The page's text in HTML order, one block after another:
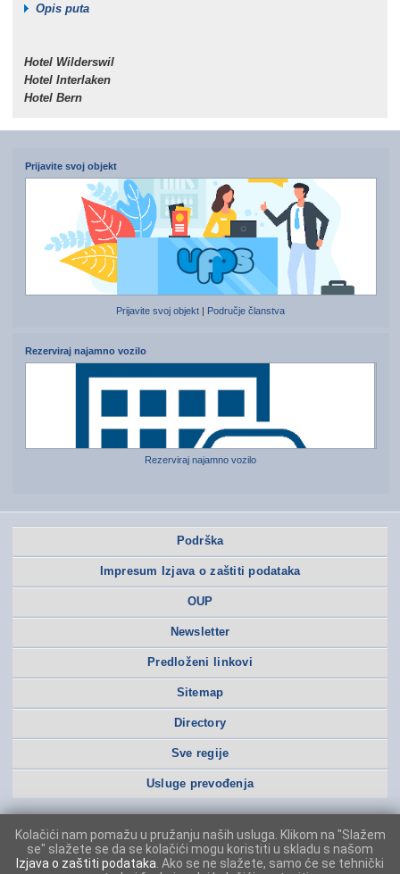
Opis puta
Hotel Wilderswil
Hotel Interlaken
Hotel Bern
Prijavite svoj objekt
Prijavite svoj objekt Područje članstva
Rezerviraj najamno vozilo
Rezerviraj najamno vozilo
Podrška
Impresum Izjava o zaštiti podataka
OUP
Newsletter
Predloženi linkovi
Sitemap
Directory
Sve regije
Usluge prevođenja
Kolačići nam pomažu u pružanju naših usluga. Klikom na "Slažem
se" slažete se da se kolačići mogu koristiti u skladu s našom
Izjava o zaštiti podataka . Ako se ne slažete, samo će se tehnički